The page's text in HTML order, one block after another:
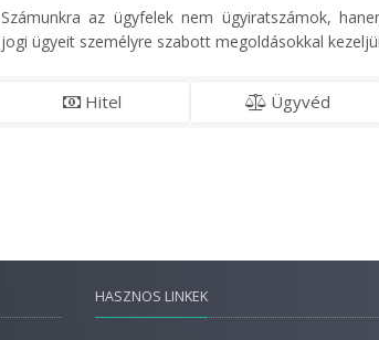
Számunkra az ügyfelek nem ügyiratszámok,
jogi ügyeit személyre szabott megoldásokkal
Hitel Ügyvéd
HASZNOS LINKEK